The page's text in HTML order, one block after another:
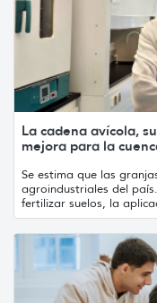
La cadena avícola,
mejora para la
Se estima que las
agroindustriales del
fertilizar suelos, la